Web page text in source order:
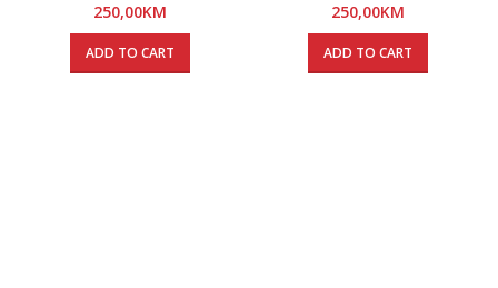
250,00KM
ADD TO CART
250,00KM
ADD TO CART